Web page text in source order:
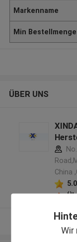
Wir
Markenname
Min Bestellmenge
ÜBER UNS
China
5.0